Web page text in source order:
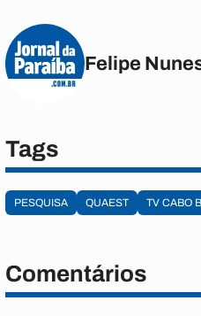
Felipe
Tags
PESQUISA QUAEST TV CABO
Comentários